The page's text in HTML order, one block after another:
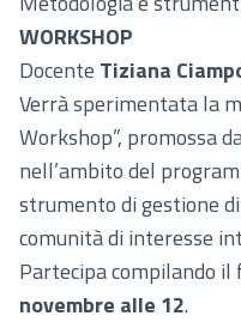
WORKSHOP
Docente Tiziana
Verrà sperimentata la
Workshop”, promossa
nell’ambito del
strumento di gestione
comunità di interesse
Partecipa compilando il
novembre alle 12.